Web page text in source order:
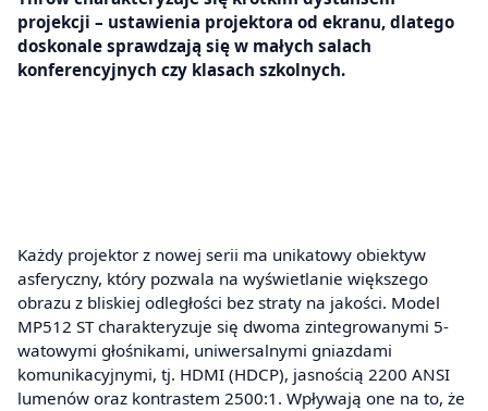
projekcji – ustawienia projektora od ekranu, dlatego
doskonale sprawdzają się w małych salach
konferencyjnych czy klasach szkolnych.
Każdy projektor z nowej serii ma unikatowy obiektyw
asferyczny, który pozwala na wyświetlanie większego
obrazu z bliskiej odległości bez straty na jakości. Model
MP512 ST charakteryzuje się dwoma zintegrowanymi 5-
watowymi głośnikami, uniwersalnymi gniazdami
komunikacyjnymi, tj. HDMI (HDCP), jasnością 2200 ANSI
lumenów oraz kontrastem 2500:1. Wpływają one na to, że